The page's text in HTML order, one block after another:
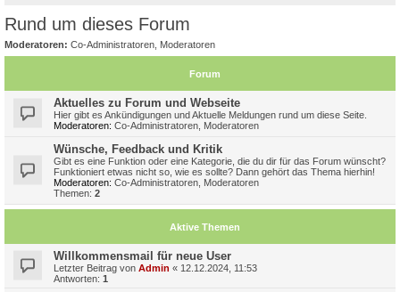
Rund um dieses Forum
Moderatoren: Co-Administratoren Moderatoren
Forum
Aktuelles zu Forum und Webseite
Hier gibt es Ankündigungen und Aktuelle Meldungen rund um diese Seite.
Moderatoren: Co-Administratoren Moderatoren
Wünsche, Feedback und Kritik
Gibt es eine Funktion oder eine Kategorie, die du dir für das Forum wünscht?
Funktioniert etwas nicht so, wie es sollte? Dann gehört das Thema hierhin!
Moderatoren: Co-Administratoren Moderatoren
Themen: 2
Aktive Themen
Willkommensmail für neue User
Letzter Beitrag von Admin « 12.12.2024, 11:53
Antworten: 1